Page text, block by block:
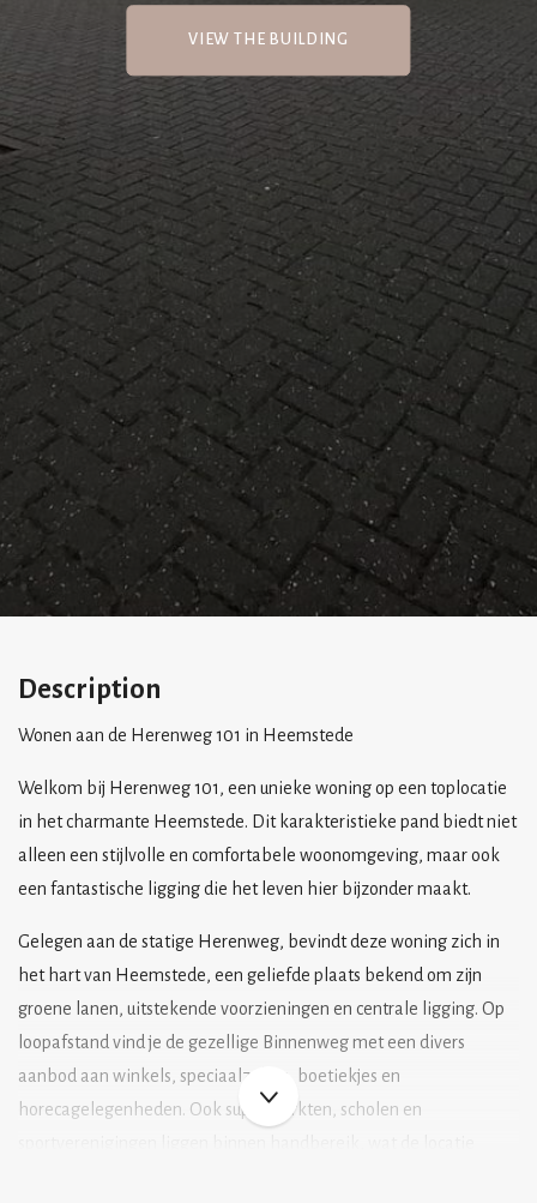
VIEW THE BUILDING
Description
Wonen aan de Herenweg 101 in Heemstede
Welkom bij Herenweg 101, een unieke woning op een toplocatie
in het charmante Heemstede. Dit karakteristieke pand biedt niet
alleen een stijlvolle en comfortabele woonomgeving, maar ook
een fantastische ligging die het leven hier bijzonder maakt.
Gelegen aan de statige Herenweg, bevindt deze woning zich in
het hart van Heemstede, een geliefde plaats bekend om zijn
groene lanen, uitstekende voorzieningen en centrale ligging. Op
loopafstand vind je de gezellige Binnenweg met een divers
aanbod aan winkels, speciaalzaken, boetiekjes en
horecagelegenheden. Ook supermarkten, scholen en